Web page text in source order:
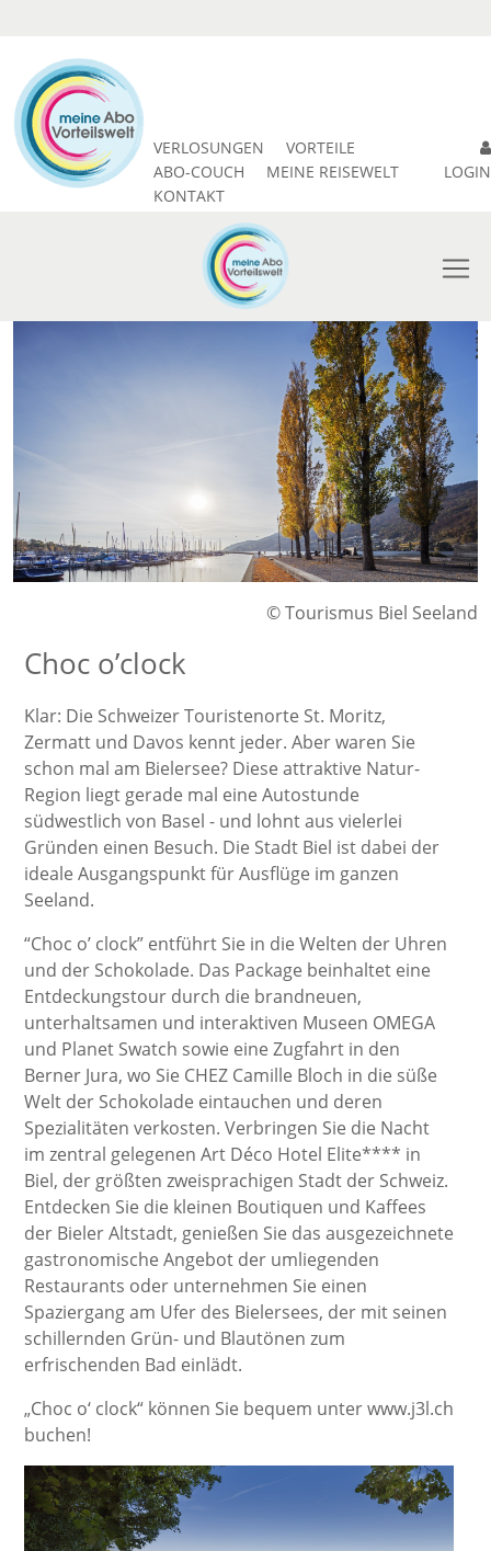
VERLOSUNGEN
VORTEILE
ABO-COUCH
MEINE REISEWELT
KONTAKT
LOGIN
© Tourismus Biel Seeland
Choc o’clock
Klar: Die Schweizer Touristenorte St. Moritz,
Zermatt und Davos kennt jeder. Aber waren Sie
schon mal am Bielersee? Diese attraktive Natur-
Region liegt gerade mal eine Autostunde
südwestlich von Basel - und lohnt aus vielerlei
Gründen einen Besuch. Die Stadt Biel ist dabei der
ideale Ausgangspunkt für Ausflüge im ganzen
Seeland.
“Choc o’ clock” entführt Sie in die Welten der Uhren
und der Schokolade. Das Package beinhaltet eine
Entdeckungstour durch die brandneuen,
unterhaltsamen und interaktiven Museen OMEGA
und Planet Swatch sowie eine Zugfahrt in den
Berner Jura, wo Sie CHEZ Camille Bloch in die süße
Welt der Schokolade eintauchen und deren
Spezialitäten verkosten. Verbringen Sie die Nacht
im zentral gelegenen Art Déco Hotel Elite**** in
Biel, der größten zweisprachigen Stadt der Schweiz.
Entdecken Sie die kleinen Boutiquen und Kaffees
der Bieler Altstadt, genießen Sie das ausgezeichnete
gastronomische Angebot der umliegenden
Restaurants oder unternehmen Sie einen
Spaziergang am Ufer des Bielersees, der mit seinen
schillernden Grün- und Blautönen zum
erfrischenden Bad einlädt.
„Choc o‘ clock“ können Sie bequem unterwww.j3l.ch
buchen!